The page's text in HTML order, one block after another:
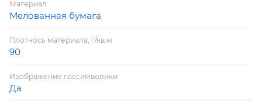
Материал
Мелованная бумага
Плотнось материала, г/кв.м
90
Изображение госсимволики
Да